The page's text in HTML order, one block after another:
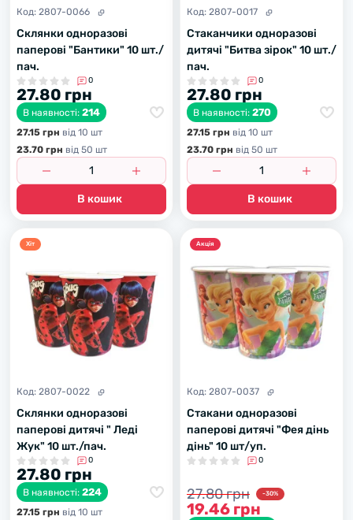
Код: 2807-0066
Склянки одноразові
паперові "Бантики" 10 шт./
пач.
0
27.80 грн
В наявності: 214
27.15 грн вiд 10 шт
23.70 грн вiд 50 шт
В кошик
Код: 2807-0017
Стаканчики одноразові
дитячі "Битва зірок" 10 шт./
пач.
0
27.80 грн
В наявності: 270
27.15 грн вiд 10 шт
23.70 грн вiд 50 шт
В кошик
Хiт
Код: 2807-0022
Склянки одноразові
паперові дитячі " Леді
Жyк" 10 шт./пач.
0
27.80 грн
В наявності: 224
27.15 грн вiд 10 шт
Акцiя
Код: 2807-0037
Стакани одноразові
паперові дитячі "Фея дінь
дінь" 10 шт/уп.
0
27.80 грн -30%
19.46 грн